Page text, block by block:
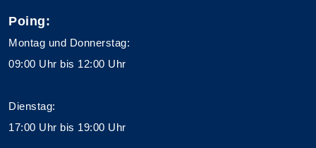
Poing:
Montag und Donnerstag:
09:00 Uhr bis 12:00 Uhr
Dienstag:
17:00 Uhr bis 19:00 Uhr